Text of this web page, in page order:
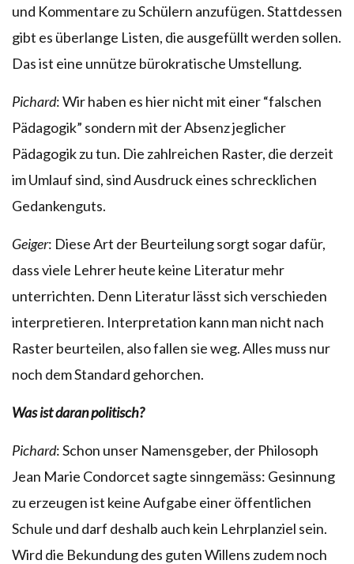
und Kommentare zu Schülern anzufügen. Stattdessen
gibt es überlange Listen, die ausgefüllt werden sollen.
Das ist eine unnütze bürokratische Umstellung.
Pichard: Wir haben es hier nicht mit einer “falschen
Pädagogik” sondern mit der Absenz jeglicher
Pädagogik zu tun. Die zahlreichen Raster, die derzeit
im Umlauf sind, sind Ausdruck eines schrecklichen
Gedankenguts.
Geiger: Diese Art der Beurteilung sorgt sogar dafür,
dass viele Lehrer heute keine Literatur mehr
unterrichten. Denn Literatur lässt sich verschieden
interpretieren. Interpretation kann man nicht nach
Raster beurteilen, also fallen sie weg. Alles muss nur
noch dem Standard gehorchen.
Was ist daran politisch?
Pichard: Schon unser Namensgeber, der Philosoph
Jean Marie Condorcet sagte sinngemäss: Gesinnung
zu erzeugen ist keine Aufgabe einer öffentlichen
Schule und darf deshalb auch kein Lehrplanziel sein.
Wird die Bekundung des guten Willens zudem noch